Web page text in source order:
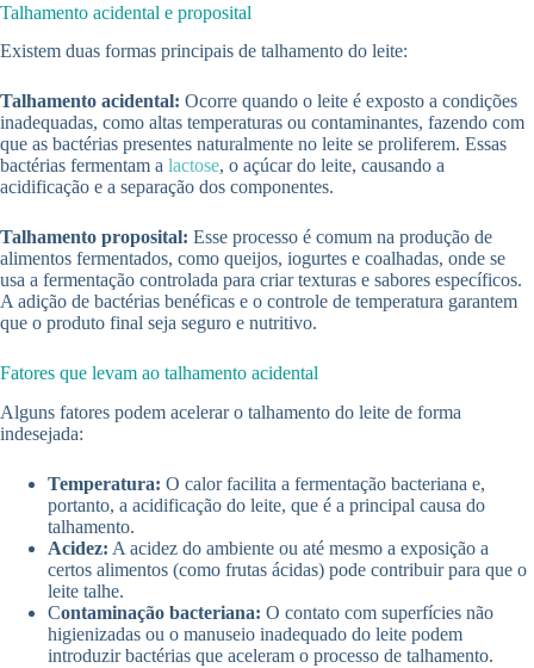
Talhamento acidental e proposital
Existem duas formas principais de talhamento do leite:
Talhamento acidental: Ocorre quando o leite é exposto a condições
inadequadas, como altas temperaturas ou contaminantes, fazendo com
que as bactérias presentes naturalmente no leite se proliferem. Essas
bactérias fermentam a lactose, o açúcar do leite, causando a
acidificação e a separação dos componentes.
Talhamento proposital: Esse processo é comum na produção de
alimentos fermentados, como queijos, iogurtes e coalhadas, onde se
usa a fermentação controlada para criar texturas e sabores específicos.
A adição de bactérias benéficas e o controle de temperatura garantem
que o produto final seja seguro e nutritivo.
Fatores que levam ao talhamento acidental
Alguns fatores podem acelerar o talhamento do leite de forma
indesejada:
Temperatura: O calor facilita a fermentação bacteriana e,
portanto, a acidificação do leite, que é a principal causa do
talhamento.
Acidez: A acidez do ambiente ou até mesmo a exposição a
certos alimentos (como frutas ácidas) pode contribuir para que o
leite talhe.
Contaminação bacteriana: O contato com superfícies não
higienizadas ou o manuseio inadequado do leite podem
introduzir bactérias que aceleram o processo de talhamento.